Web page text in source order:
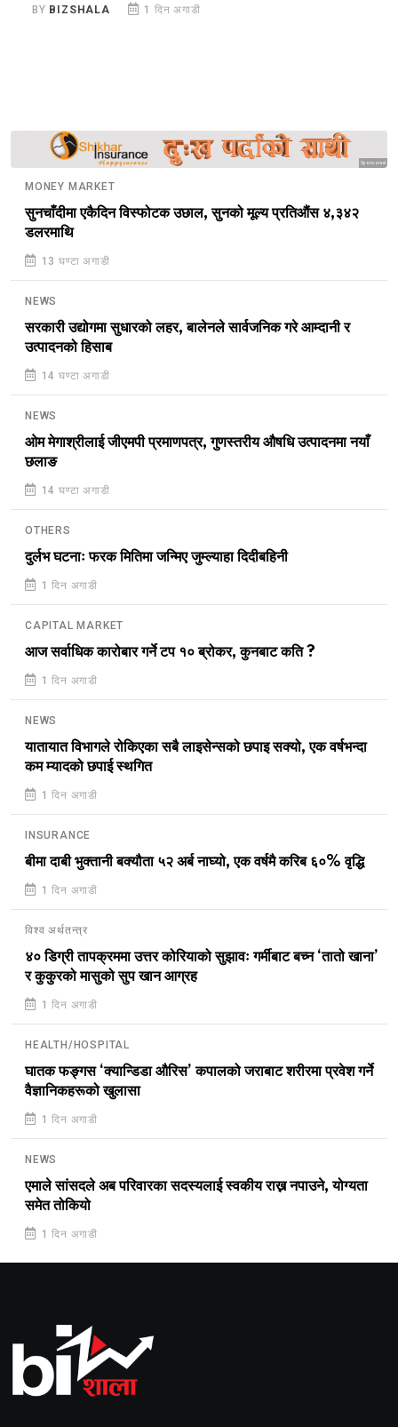
BY BIZSHALA 1 दिन अगाडी
Sponsored
MONEY MARKET
सुनचाँदीमा एकैदिन विस्फोटक उछाल, सुनको मूल्य प्रतिऔंस ४,३४२
डलरमाथि
13 घण्टा अगाडी
NEWS
सरकारी उद्योगमा सुधारको लहर, बालेनले सार्वजनिक गरे आम्दानी र
उत्पादनको हिसाब
14 घण्टा अगाडी
NEWS
ओम मेगाश्रीलाई जीएमपी प्रमाणपत्र, गुणस्तरीय औषधि उत्पादनमा नयाँ
छलाङ
14 घण्टा अगाडी
OTHERS
दुर्लभ घटनाः फरक मितिमा जन्मिए जुम्ल्याहा दिदीबहिनी
1 दिन अगाडी
CAPITAL MARKET
आज सर्वाधिक कारोबार गर्ने टप १० ब्रोकर, कुनबाट कति ?
1 दिन अगाडी
NEWS
यातायात विभागले रोकिएका सबै लाइसेन्सको छपाइ सक्यो, एक वर्षभन्दा
कम म्यादको छपाई स्थगित
1 दिन अगाडी
INSURANCE
बीमा दाबी भुक्तानी बक्यौता ५२ अर्ब नाघ्यो, एक वर्षमै करिब ६०% वृद्धि
1 दिन अगाडी
विश्व अर्थतन्त्र
४० डिग्री तापक्रममा उत्तर कोरियाको सुझावः गर्मीबाट बच्न ‘तातो खाना’
र कुकुरको मासुको सुप खान आग्रह
1 दिन अगाडी
HEALTH/HOSPITAL
घातक फङ्गस ‘क्यान्डिडा औरिस’ कपालको जराबाट शरीरमा प्रवेश गर्ने
वैज्ञानिकहरूको खुलासा
1 दिन अगाडी
NEWS
एमाले सांसदले अब परिवारका सदस्यलाई स्वकीय राख्न नपाउने, योग्यता
समेत तोकियो
1 दिन अगाडी